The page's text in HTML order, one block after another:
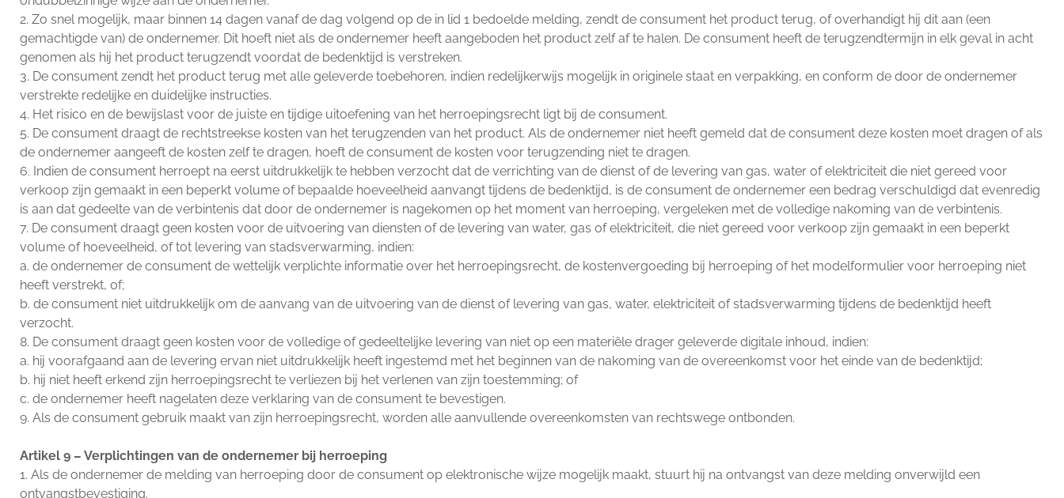
2. Zo snel mogelijk, maar binnen 14 dagen vanaf de dag volgend op de in lid 1 bedoelde melding, zendt de consument het product terug, of overhandigt hij dit aan (een
gemachtigde van) de ondernemer. Dit hoeft niet als de ondernemer heeft aangeboden het product zelf af te halen. De consument heeft de terugzendtermijn in elk geval in acht
genomen als hij het product terugzendt voordat de bedenktijd is verstreken.
3. De consument zendt het product terug met alle geleverde toebehoren, indien redelijkerwijs mogelijk in originele staat en verpakking, en conform de door de ondernemer
verstrekte redelijke en duidelijke instructies.
4. Het risico en de bewijslast voor de juiste en tijdige uitoefening van het herroepingsrecht ligt bij de consument.
5. De consument draagt de rechtstreekse kosten van het terugzenden van het product. Als de ondernemer niet heeft gemeld dat de consument deze kosten moet dragen of als
de ondernemer aangeeft de kosten zelf te dragen, hoeft de consument de kosten voor terugzending niet te dragen.
6. Indien de consument herroept na eerst uitdrukkelijk te hebben verzocht dat de verrichting van de dienst of de levering van gas, water of elektriciteit die niet gereed voor
verkoop zijn gemaakt in een beperkt volume of bepaalde hoeveelheid aanvangt tijdens de bedenktijd, is de consument de ondernemer een bedrag verschuldigd dat evenredig
is aan dat gedeelte van de verbintenis dat door de ondernemer is nagekomen op het moment van herroeping, vergeleken met de volledige nakoming van de verbintenis.
7. De consument draagt geen kosten voor de uitvoering van diensten of de levering van water, gas of elektriciteit, die niet gereed voor verkoop zijn gemaakt in een beperkt
volume of hoeveelheid, of tot levering van stadsverwarming, indien:
a. de ondernemer de consument de wettelijk verplichte informatie over het herroepingsrecht, de kostenvergoeding bij herroeping of het modelformulier voor herroeping niet
heeft verstrekt, of;
b. de consument niet uitdrukkelijk om de aanvang van de uitvoering van de dienst of levering van gas, water, elektriciteit of stadsverwarming tijdens de bedenktijd heeft
verzocht.
8. De consument draagt geen kosten voor de volledige of gedeeltelijke levering van niet op een materiële drager geleverde digitale inhoud, indien:
a. hij voorafgaand aan de levering ervan niet uitdrukkelijk heeft ingestemd met het beginnen van de nakoming van de overeenkomst voor het einde van de bedenktijd;
b. hij niet heeft erkend zijn herroepingsrecht te verliezen bij het verlenen van zijn toestemming; of
c. de ondernemer heeft nagelaten deze verklaring van de consument te bevestigen.
9. Als de consument gebruik maakt van zijn herroepingsrecht, worden alle aanvullende overeenkomsten van rechtswege ontbonden.
Artikel 9 – Verplichtingen van de ondernemer bij herroeping
1. Als de ondernemer de melding van herroeping door de consument op elektronische wijze mogelijk maakt, stuurt hij na ontvangst van deze melding onverwijld een
ontvangstbevestiging.